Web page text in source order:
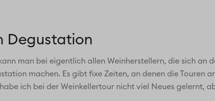
Degustation
man bei eigentlich allen Weinherstellern, die sich an
machen. Es gibt fixe Zeiten, an denen die Touren
ich bei der Weinkellertour nicht viel Neues gelernt,